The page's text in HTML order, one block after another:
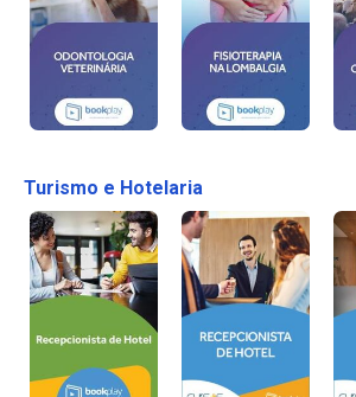
Turismo e Hotelaria